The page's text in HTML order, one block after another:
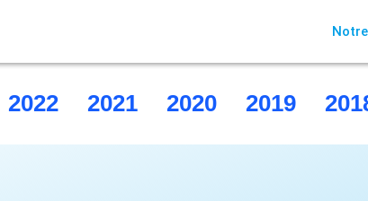
2022 2021 2020 2019